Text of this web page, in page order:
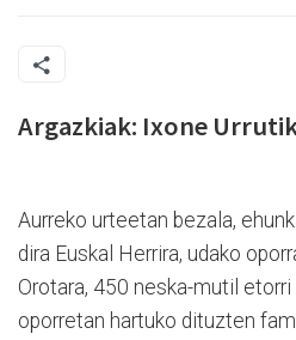
Argazkiak: Ixone
Aurreko urteetan bezala,
dira Euskal Herrira, udako
Orotara, 450 neska-mutil etorri
oporretan hartuko dituzten